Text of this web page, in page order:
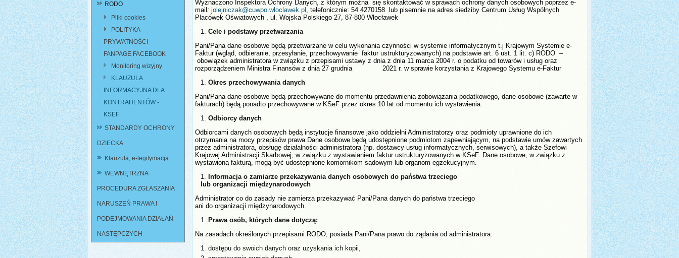
RODO
Pliki cookies
POLITYKA
PRYWATNOŚCI
FANPAGE FACEBOOK
Monitoring wizyjny
KLAUZULA
INFORMACYJNA DLA
KONTRAHENTÓW -
KSEF
STANDARDY OCHRONY
DZIECKA
Klauzula, e-legitymacja
WEWNĘTRZNA
PROCEDURA ZGŁASZANIA
NARUSZEŃ PRAWA I
PODEJMOWANIA DZIAŁAŃ
NASTĘPCZYCH
Wyznaczono Inspektora Ochrony Danych, z którym można się skontaktować w sprawach ochrony danych osobowych poprzez e-
mail :
, telefonicznie: 54 4270158 lub pisemnie na adres siedziby Centrum Usług Wspólnych
Placówek Oświatowych , ul. Wojska Polskiego 27, 87-800 Włocławek
Cele i podstawy przetwarzania
Pani/Pana dane osobowe będą przetwarzane w celu wykonania czynności w systemie informatycznym t.j Krajowym Systemie e-
Faktur (wgląd, odbieranie, przesyłanie, przechowywanie faktur ustrukturyzowanych) na podstawie art. 6 ust. 1 lit. c) RODO –
obowiązek administratora w związku z przepisami ustawy z dnia z dnia 11 marca 2004 r. o podatku od towarów i usług oraz
rozporządzeniem Ministra Finansów z dnia 27 grudnia 2021 r. w sprawie korzystania z Krajowego Systemu e-Faktur
Okres przechowywania danych
Pani/Pana dane osobowe będą przechowywane do momentu przedawnienia zobowiązania podatkowego, dane osobowe (zawarte w
fakturach) będą ponadto przechowywane w KSeF przez okres 10 lat od momentu ich wystawienia.
Odbiorcy danych
Odbiorcami danych osobowych będą instytucje finansowe jako oddzielni Administratorzy oraz podmioty uprawnione do ich
otrzymania na mocy przepisów prawa.Dane osobowe będą udostępnione podmiotom zapewniającym, na podstawie umów zawartych
przez administratora, obsługę działalności administratora (np. dostawcy usług informatycznych, serwisowych), a także Szefowi
Krajowej Administracji Skarbowej, w związku z wystawianiem faktur ustrukturyzowanych w KSeF. Dane osobowe, w związku z
wystawioną fakturą, mogą być udostępnione komornikom sądowym lub organom egzekucyjnym.
Informacja o zamiarze przekazywania danych osobowych do państwa trzeciego
lub organizacji międzynarodowych
Administrator co do zasady nie zamierza przekazywać Pani/Pana danych do państwa trzeciego
ani do organizacji międzynarodowych.
Prawa osób, których dane dotyczą:
Na zasadach określonych przepisami RODO, posiada Pani/Pana prawo do żądania od administratora:
dostępu do swoich danych oraz uzyskania ich kopii,